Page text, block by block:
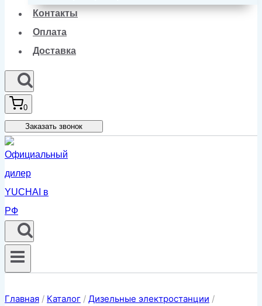
Контакты
Оплата
Доставка
0
Заказать звонок
Главная / Каталог / Дизельные электростанции /